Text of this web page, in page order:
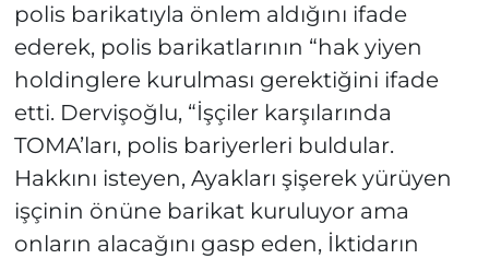
polis barikatıyla önlem aldığını ifade
ederek, polis barikatlarının “hak yiyen
holdinglere kurulması gerektiğini ifade
etti. Dervişoğlu, “İşçiler karşılarında
TOMA’ları, polis bariyerleri buldular.
Hakkını isteyen, Ayakları şişerek yürüyen
işçinin önüne barikat kuruluyor ama
onların alacağını gasp eden, İktidarın